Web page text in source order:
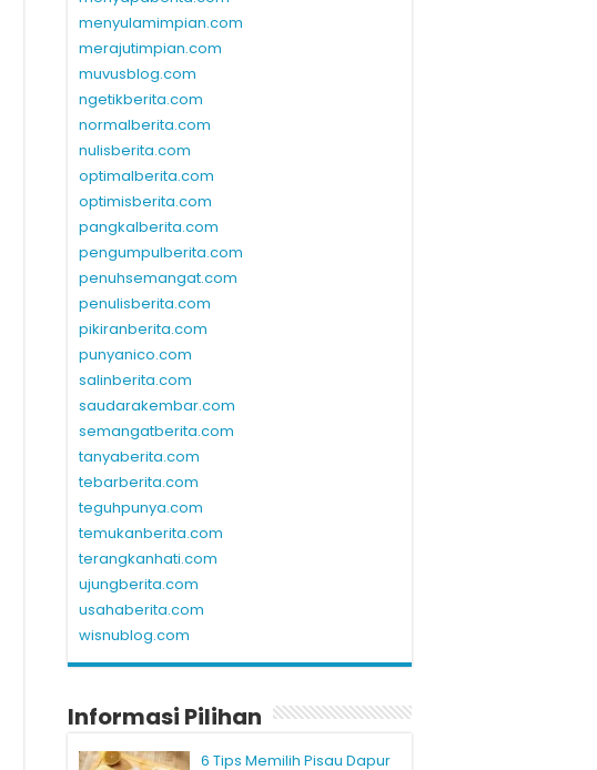
menyulamimpian.com
merajutimpian.com
muvusblog.com
ngetikberita.com
normalberita.com
nulisberita.com
optimalberita.com
optimisberita.com
pangkalberita.com
pengumpulberita.com
penuhsemangat.com
penulisberita.com
pikiranberita.com
punyanico.com
salinberita.com
saudarakembar.com
semangatberita.com
tanyaberita.com
tebarberita.com
teguhpunya.com
temukanberita.com
terangkanhati.com
ujungberita.com
usahaberita.com
wisnublog.com
Informasi Pilihan
6 Tips Memilih Pisau Dapur